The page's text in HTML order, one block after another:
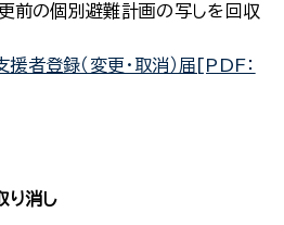
前の個別避難計画の写しを回収
者登録（変更・取消）届[PDF：
り消し